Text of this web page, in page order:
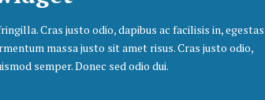
Cras justo odio, dapibus ac facilisis in, egestas
massa justo sit amet risus. Cras justo odio,
semper. Donec sed odio dui.